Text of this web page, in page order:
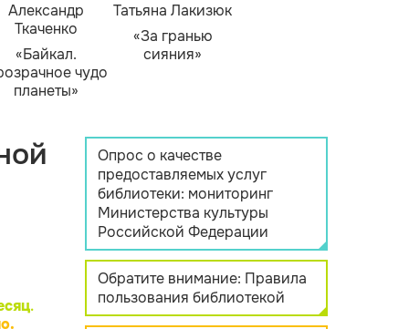
Александр
Ткаченко
«Байкал.
чудо
планеты»
Татьяна Лакизюк
«За гранью
сияния»
.
Опрос о качестве
предоставляемых услуг
библиотеки: мониторинг
Министерства культуры
Российской Федерации
Обратите внимание: Правила
пользования библиотекой